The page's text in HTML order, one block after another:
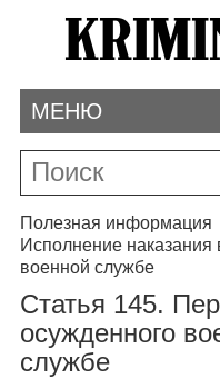
МЕНЮ
Полезная информация
Исполнение наказания
военной службе
Статья 145.
осужденного
службе